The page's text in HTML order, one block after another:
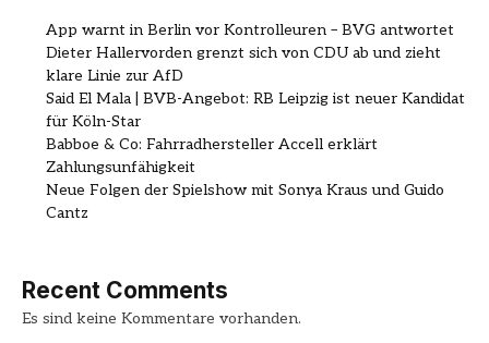
App warnt in Berlin vor Kontrolleuren – BVG antwortet
Dieter Hallervorden grenzt sich von CDU ab und zieht
klare Linie zur AfD
Said El Mala | BVB-Angebot: RB Leipzig ist neuer Kandidat
für Köln-Star
Babboe & Co: Fahrradhersteller Accell erklärt
Zahlungsunfähigkeit
Neue Folgen der Spielshow mit Sonya Kraus und Guido
Cantz
Recent Comments
Es sind keine Kommentare vorhanden.